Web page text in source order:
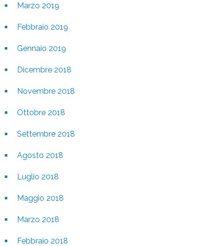
Marzo 2019
Febbraio 2019
Gennaio 2019
Dicembre 2018
Novembre 2018
Ottobre 2018
Settembre 2018
Agosto 2018
Luglio 2018
Maggio 2018
Marzo 2018
Febbraio 2018